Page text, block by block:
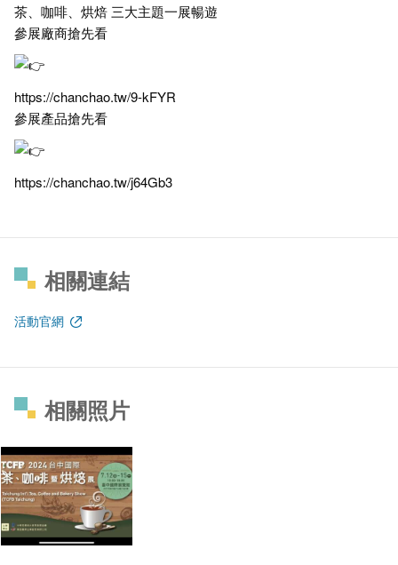
茶、咖啡、烘焙 三大主題一展暢遊
參展廠商搶先看
https://chanchao.tw/9-kFYR
參展產品搶先看
https://chanchao.tw/j64Gb3
相關連結
活動官網
相關照片